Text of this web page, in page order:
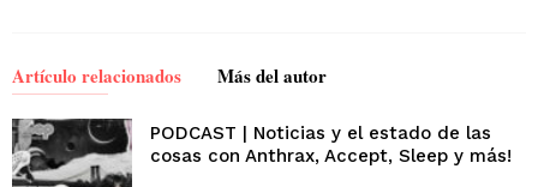
Artículo relacionados Más del autor
PODCAST | Noticias y el estado de las
cosas con Anthrax, Accept, Sleep y más!